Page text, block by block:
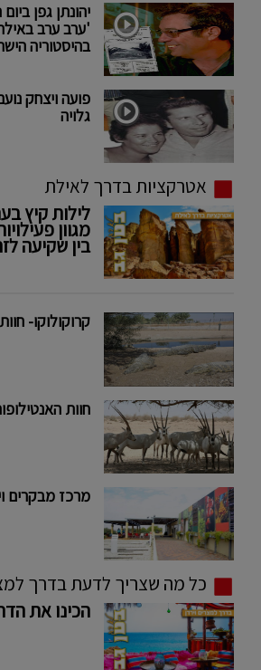
יהונתן גפן
'ערב ערב
בהיסטוריה
פועה ויצחק
גלויה
אטרקציות בדרך לאילת
לילות קיץ
מגוון
בין שקיעה
קרוקולוקו-
חוות
מרכז מבקרים
כל מה שצריך לדעת בדרך
הכינו את